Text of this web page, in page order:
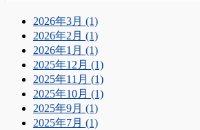
2026年3月 (1)
2026年2月 (1)
2026年1月 (1)
2025年12月 (1)
2025年11月 (1)
2025年10月 (1)
2025年9月 (1)
2025年7月 (1)